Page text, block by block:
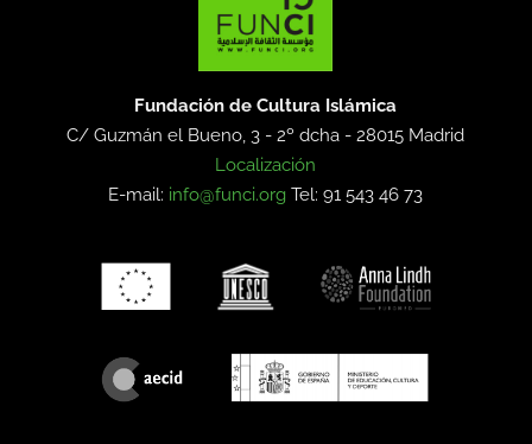
Fundación de Cultura Islámica
C/ Guzmán el Bueno, 3 - 2º dcha -28015 Madrid
Localización
E-mail: info@funci.org Tel: 91 543 46 73